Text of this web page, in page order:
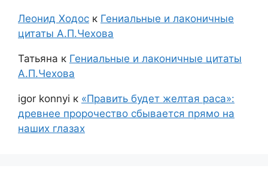
Леонид Ходос к Гениальные и лаконичные
цитаты А.П.Чехова
Татьяна к Гениальные и лаконичные цитаты
А.П.Чехова
igor konnyi к «Править будет желтая раса»:
древнее пророчество сбывается прямо на
наших глазах